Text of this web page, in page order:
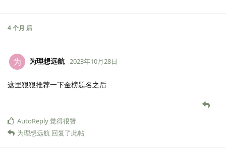
4 个月 后
为 为理想远航 2023年10月28日
这里狠狠推荐一下金榜题名之后
AutoReply觉得很赞
为理想远航 回复了此帖